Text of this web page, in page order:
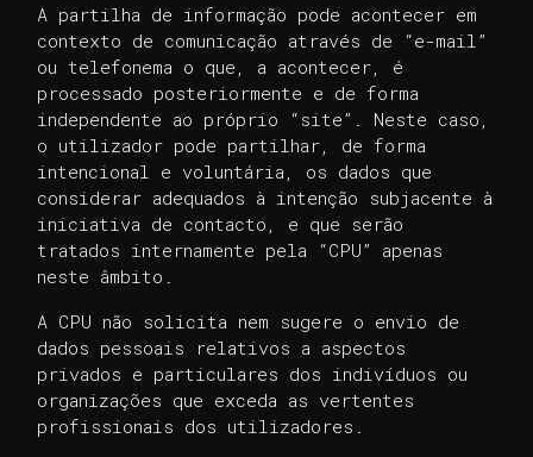
A partilha de informação pode acontecer em
contexto de comunicação através de “e-mail”
ou telefonema o que, a acontecer, é
processado posteriormente e de forma
independente ao próprio “site”. Neste caso,
o utilizador pode partilhar, de forma
intencional e voluntária, os dados que
considerar adequados à intenção subjacente à
iniciativa de contacto, e que serão
tratados internamente pela “CPU” apenas
neste âmbito.
A CPU não solicita nem sugere o envio de
dados pessoais relativos a aspectos
privados e particulares dos indivíduos ou
organizações que exceda as vertentes
profissionais dos utilizadores.